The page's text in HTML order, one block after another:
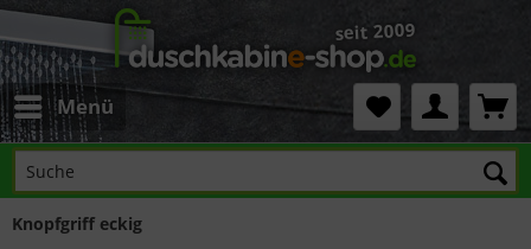
Menü
Knopfgriff eckig